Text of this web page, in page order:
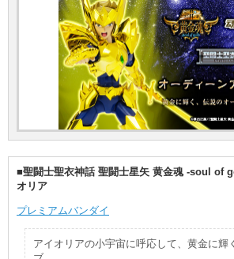
■聖闘士聖衣神話 聖闘士星矢 黄金魂 -soul of
オリア
プレミアムバンダイ
アイオリアの小宇宙に呼応して、黄金に輝